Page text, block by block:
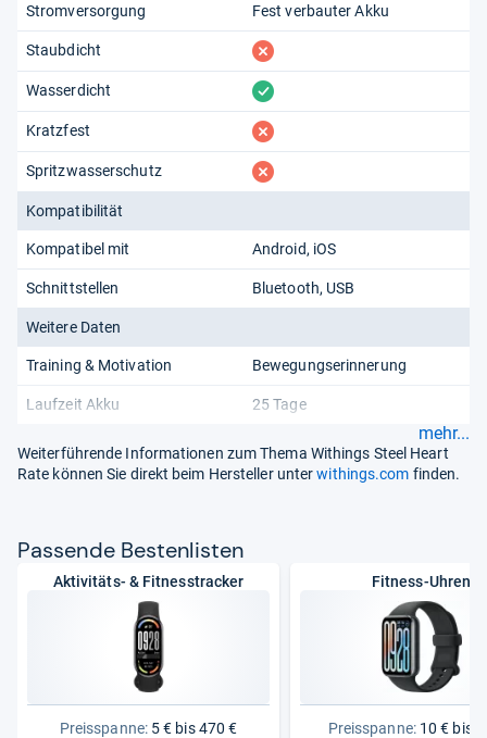
Stromversorgung Fest verbauter Akku
Staubdicht fehlt
Wasserdicht vorhanden
Kratzfest fehlt
Spritzwasserschutz fehlt
Kompatibilität
Kompatibel mit Android iOS
Schnittstellen Bluetooth USB
Weitere Daten
Training & Motivation Bewegungserinnerung
Laufzeit Akku 25 Tage
mehr...
Weiterführende Informationen zum Thema Withings Steel Heart
Rate können Sie direkt beim Hersteller unterwithings.com finden.
Pas­sende Bes­ten­lis­ten
Aktivitäts- & Fitnesstracker
Preisspanne:5 € bis 470 €
Fitness-Uhren
Preisspanne:10 € bis